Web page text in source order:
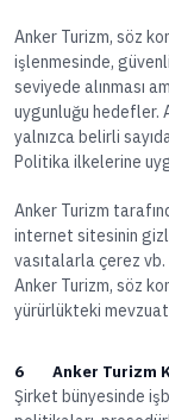
Anker Turizm, söz
işlenmesinde,
seviyede alınması
uygunluğu hedefler.
yalnızca belirli
Politika ilkelerine
Anker Turizm
internet sitesinin
vasıtalarla çerez
Anker Turizm, söz
yürürlükteki
6 Anker Turizm
Şirket bünyesinde